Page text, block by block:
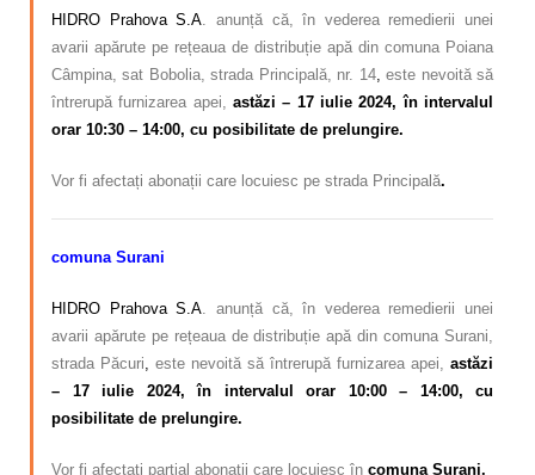
HIDRO Prahova S.A. anunță că, în vederea remedierii unei
avarii apărute pe rețeaua de distribuție apă din comuna Poiana
Câmpina, sat Bobolia, strada Principală, nr. 14, este nevoită să
întrerupă furnizarea apei, astăzi – 17 iulie 2024, în intervalul
orar 10:30 – 14:00, cu posibilitate de prelungire.
Vor fi afectați abonații care locuiesc pe strada Principală.
comuna Surani
HIDRO Prahova S.A . anunță că, în vederea remedierii unei
avarii apărute pe rețeaua de distribuție apă din comuna Surani,
strada Păcuri
este nevoită să întrerupă furnizarea apei,
astăzi
– 17 iulie 2024, în intervalul orar 10:00 – 14:00, cu
posibilitate de prelungire.
Vor fi afectați parțial abonații care locuiesc în comuna Surani.